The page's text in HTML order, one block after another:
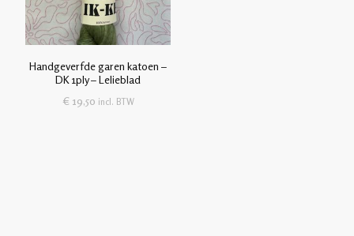
Handgeverfde garen katoen –
DK 1ply – Lelieblad
€ 19,50 incl. BTW